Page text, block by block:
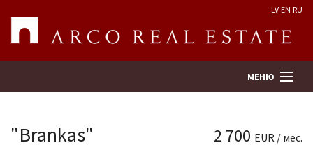
LV EN RU
МЕНЮ
Поиск
"Brankas" 2 700 EUR / мес.